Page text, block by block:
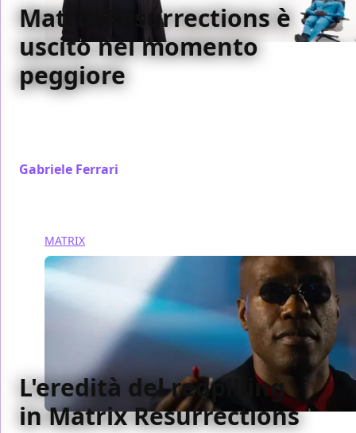
Matrix Resurrections è
uscito nel momento
peggiore
Gabriele Ferrari
MATRIX
L'eredità del redpilling
in Matrix Resurrections